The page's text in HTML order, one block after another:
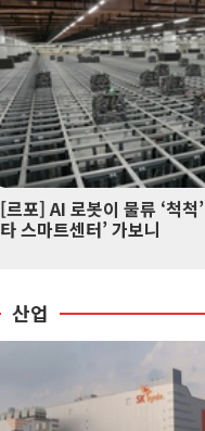
[르포] AI 로봇이 물류 ‘척척
타 스마트센터’ 가보니
산업